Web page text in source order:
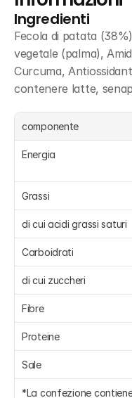
Ingredienti
Fecola di patata
vegetale (palma),
Curcuma,
contenere latte,
componente
Energia
Grassi
di cui acidi grassi saturi
Carboidrati
di cui zuccheri
Fibre
Proteine
Sale
*La confezione